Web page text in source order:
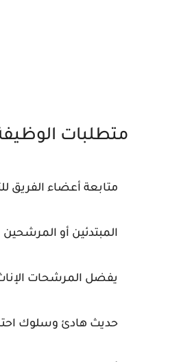
متطلبات
متابعة أعضاء الفريق
المبتدئين أو
يفضل المرشحات
حديث هادئ وسلوك